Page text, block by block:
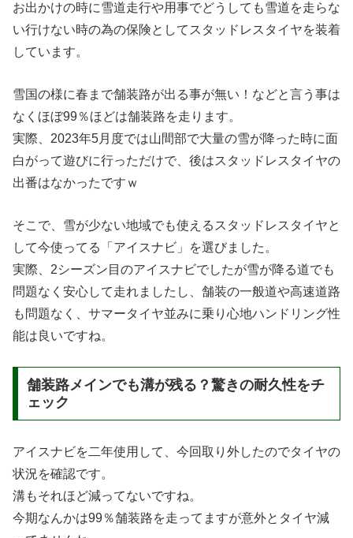
お出かけの時に雪道走行や用事でどうしても雪道を走らな
い行けない時の為の保険としてスタッドレスタイヤを装着
しています。
雪国の様に春まで舗装路が出る事が無い！などと言う事は
なくほぼ99％ほどは舗装路を走ります。
実際、2023年5月度では山間部で大量の雪が降った時に面
白がって遊びに行っただけで、後はスタッドレスタイヤの
出番はなかったですｗ
そこで、雪が少ない地域でも使えるスタッドレスタイヤと
して今使ってる「アイスナビ」を選びました。
実際、2シーズン目のアイスナビでしたが雪が降る道でも
問題なく安心して走れましたし、舗装の一般道や高速道路
も問題なく、サマータイヤ並みに乗り心地ハンドリング性
能は良いですね。
舗装路メインでも溝が残る？驚きの耐久性をチ
ェック
アイスナビを二年使用して、今回取り外したのでタイヤの
状況を確認です。
溝もそれほど減ってないですね。
今期なんかは99％舗装路を走ってますが意外とタイヤ減